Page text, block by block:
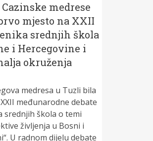
medrese
mjesto na XXII
srednjih škola
i Hercegovine i
okruženja
medresa u Tuzli bila
međunarodne debate
srednjih škola o temi
življenja u Bosni i
U radnom dijelu debate